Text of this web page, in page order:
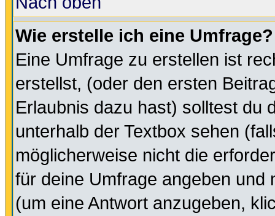
Wie erstelle ich eine Umfrage?
Eine Umfrage zu erstellen ist
erstellst, (oder den ersten
Erlaubnis dazu hast) solltest du
unterhalb der Textbox sehen
möglicherweise nicht die
für deine Umfrage angeben und
(um eine Antwort anzugeben,